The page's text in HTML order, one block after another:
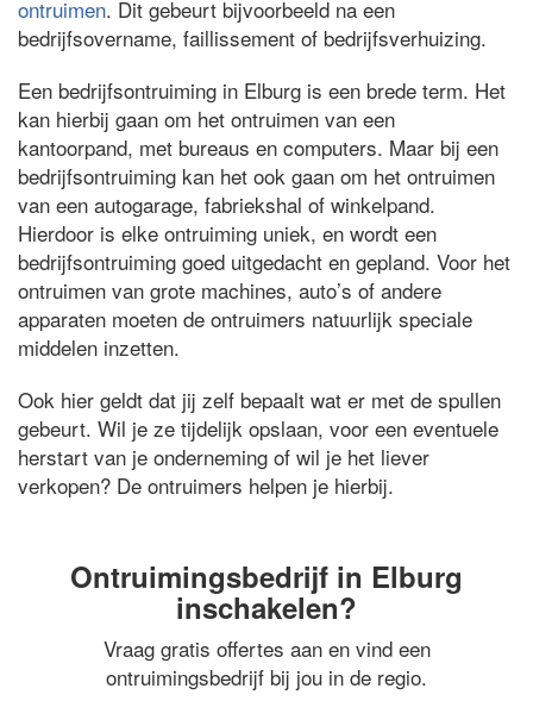
ontruimen. Dit gebeurt bijvoorbeeld na een
bedrijfsovername, faillissement of bedrijfsverhuizing.
Een bedrijfsontruiming in Elburg is een brede term. Het
kan hierbij gaan om het ontruimen van een
kantoorpand, met bureaus en computers. Maar bij een
bedrijfsontruiming kan het ook gaan om het ontruimen
van een autogarage, fabriekshal of winkelpand.
Hierdoor is elke ontruiming uniek, en wordt een
bedrijfsontruiming goed uitgedacht en gepland. Voor het
ontruimen van grote machines, auto’s of andere
apparaten moeten de ontruimers natuurlijk speciale
middelen inzetten.
Ook hier geldt dat jij zelf bepaalt wat er met de spullen
gebeurt. Wil je ze tijdelijk opslaan, voor een eventuele
herstart van je onderneming of wil je het liever
verkopen? De ontruimers helpen je hierbij.
Ontruimingsbedrijf in Elburg
inschakelen?
Vraag gratis offertes aan en vind een
ontruimingsbedrijf bij jou in de regio.